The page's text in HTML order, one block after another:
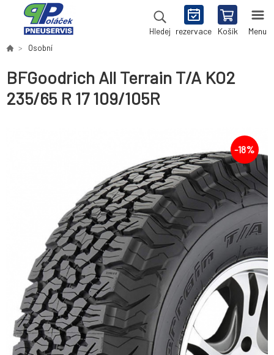
Hledej rezervace Košík Menu
Osobní
BFGoodrich All Terrain T/A KO2
235/65 R 17 109/105R
-18%